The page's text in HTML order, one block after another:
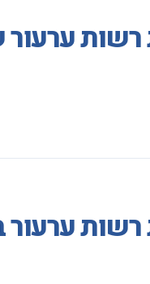
ערעור
ערעור